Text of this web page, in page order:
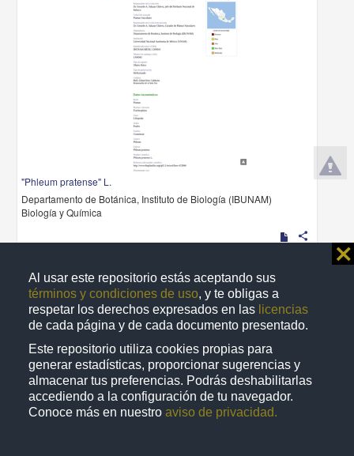
Al usar este repositorio estás aceptando sus
términos y condiciones de uso, y te obligas a
respetar los derechos expresados en las licencias
de cada página y de cada documento presentado.
Este repositorio utiliza cookies propias para
generar estadísticas, proporcionar sugerencias y
almacenar tus preferencias. Podrás deshabilitarlas
accediendo a la configuración de tu navegador.
Conoce más en nuestro aviso de privacidad.
⨯
"Phleum pratense" L.
Departamento de Botánica, Instituto de Biología (IBUNAM)
Biología y Química
share
Registro de colección universitaria